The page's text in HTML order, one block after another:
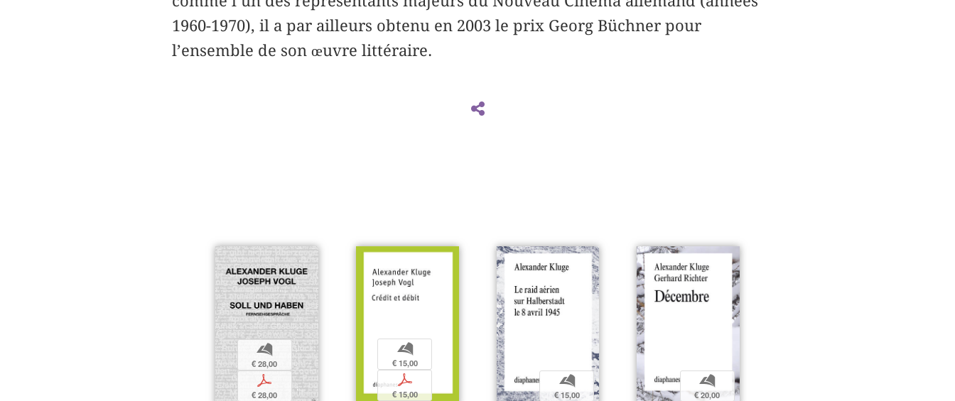
1960-1970), il a par ailleurs obtenu en 2003 le prix Georg Büchner pour
l’ensemble de son œuvre littéraire.
b
€ 28,00
p
€ 28,00
b
€ 15,00
p
€ 15,00
b
€ 15,00
b
€ 20,00